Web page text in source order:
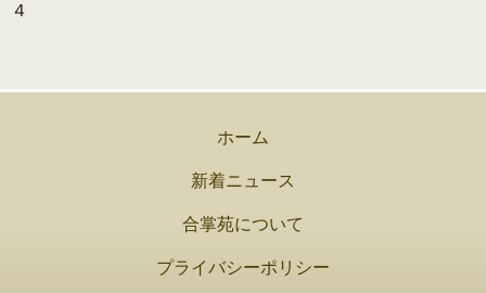
４
ホーム
新着ニュース
合掌苑について
プライバシーポリシー